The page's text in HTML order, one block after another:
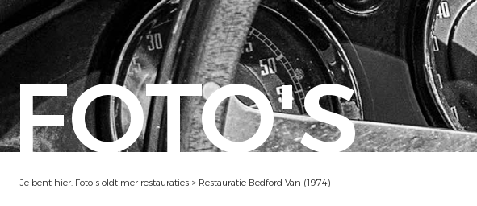
FOTO'S
Je bent hier: Foto's oldtimer restauraties > Restauratie Bedford Van (1974)